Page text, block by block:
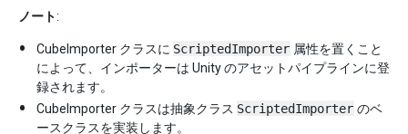
ノート:
CubeImporter クラスに ScriptedImporter 属性を置くこと
によって、インポーターは Unity のアセットパイプラインに登
録されます。
CubeImporter クラスは抽象クラス ScriptedImporter のベ
ースクラスを実装します。